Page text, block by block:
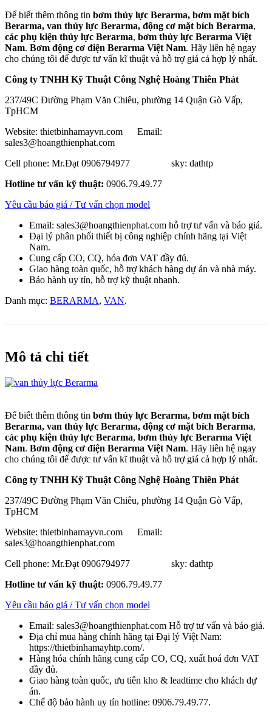
Để biết thêm thông tin bơm thủy lực Berarma, bơm mặt bích
Berarma, van thủy lực Berarma, động cơ mặt bích Berarma,
các phụ kiện thủy lực Berarma, bơm thủy lực Berarma Việt
Nam. Bơm động cơ điện Berarma Việt Nam. Hãy liên hệ ngay
cho chúng tôi để được tư vấn kĩ thuật và hỗ trợ giá cả hợp lý nhất.
Công ty TNHH Kỹ Thuật Công Nghệ Hoàng Thiên Phát
237/49C Đường Phạm Văn Chiêu, phường 14 Quận Gò Vấp,
TpHCM
Website: thietbinhamayvn.com Email:
sales3@hoangthienphat.com
Cell phone: Mr.Đạt 0906794977 sky: dathtp
Hotline tư vấn kỹ thuật: 0906.79.49.77
Yêu cầu báo giá / Tư vấn chọn model
Email: sales3@hoangthienphat.com hỗ trợ tư vấn và báo giá.
Đại lý phân phối thiết bị công nghiệp chính hãng tại Việt
Nam.
Cung cấp CO, CQ, hóa đơn VAT đầy đủ.
Giao hàng toàn quốc, hỗ trợ khách hàng dự án và nhà máy.
Bảo hành uy tín, hỗ trợ kỹ thuật nhanh.
Danh mục: BERARMA, VAN.
Mô tả chi tiết
Để biết thêm thông tin bơm thủy lực Berarma, bơm mặt bích
Berarma, van thủy lực Berarma, động cơ mặt bích Berarma,
các phụ kiện thủy lực Berarma, bơm thủy lực Berarma Việt
Nam. Bơm động cơ điện Berarma Việt Nam. Hãy liên hệ ngay
cho chúng tôi để được tư vấn kĩ thuật và hỗ trợ giá cả hợp lý nhất.
Công ty TNHH Kỹ Thuật Công Nghệ Hoàng Thiên Phát
237/49C Đường Phạm Văn Chiêu, phường 14 Quận Gò Vấp,
TpHCM
Website: thietbinhamayvn.com Email:
sales3@hoangthienphat.com
Cell phone: Mr.Đạt 0906794977 sky: dathtp
Hotline tư vấn kỹ thuật: 0906.79.49.77
Yêu cầu báo giá / Tư vấn chọn model
Email: sales3@hoangthienphat.com Hỗ trợ tư vấn và báo giá.
Địa chỉ mua hàng chính hãng tại Đại lý Việt Nam:
https://thietbinhamayhtp.com/.
Hàng hóa chính hãng cung cấp CO, CQ, xuất hoá đơn VAT
đầy đủ.
Giao hàng toàn quốc, ưu tiên kho & leadtime cho khách dự
án.
Chế độ bảo hành uy tín hotline: 0906.79.49.77.